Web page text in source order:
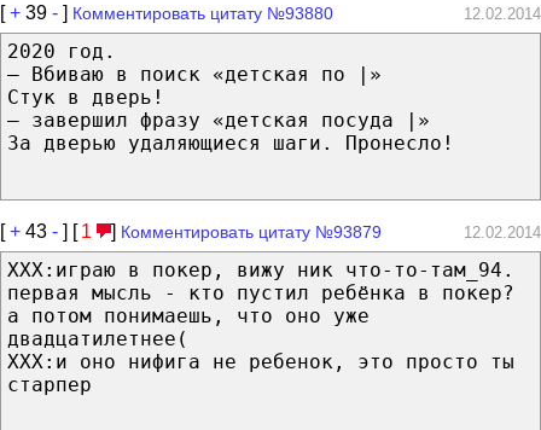
[+ 39 - ] Комментировать цитату №93880 12.02.2014
2020 год.
— Вбиваю в поиск «детская по |»
Стук в дверь!
— завершил фразу «детская посуда |»
За дверью удаляющиеся шаги. Пронесло!
[+ 43 - ] [ 1 ] Комментировать цитату №93879 12.02.2014
ХХХ:играю в покер, вижу ник что-то-там_94.
первая мысль - кто пустил ребёнка в покер?
а потом понимаешь, что оно уже
двадцатилетнее(
ХХХ:и оно нифига не ребенок, это просто ты
старпер